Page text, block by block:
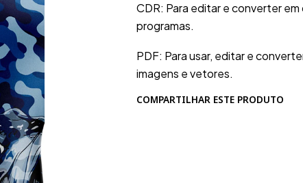
CDR: Para editar e converter
programas.
PDF: Para usar, editar e
imagens e vetores.
COMPARTILHAR ESTE PRODUTO